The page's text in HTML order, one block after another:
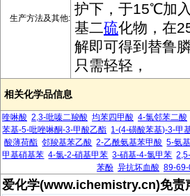
生产方法及其他:
护下，于15℃加
基二硫化物，在
解即可得到替鲁膦
只需轻轻，
相关化学品信息
喹啉酸 2,3-吡嗪二羧酸 均苯四甲酸 4-氯邻苯二酸
苯基-5-吡唑啉酮-3-甲酸乙酯 1-(4-磺酸苯基)-3-甲
酸薄荷酯 邻羧基苯乙酸 2-乙酰氨基苯甲酸 5-氨
甲基硝基苯 4-氯-2-硝基甲苯 3-硝基-4-氯甲苯
苯酚 异抗坏血酸 89-
爱化学(www.ichemistry.cn)免责